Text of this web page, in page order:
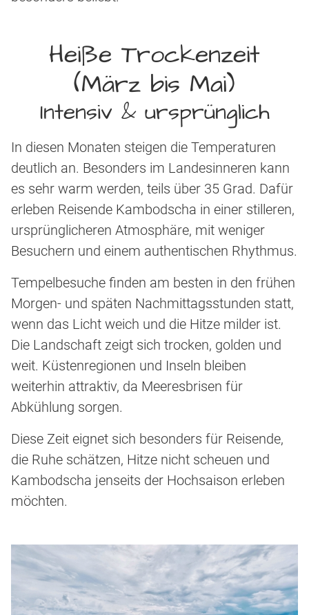
Heiße Trockenzeit
(März bis Mai)
Intensiv & ursprünglich
In diesen Monaten steigen die Temperaturen
deutlich an. Besonders im Landesinneren kann
es sehr warm werden, teils über 35 Grad. Dafür
erleben Reisende Kambodscha in einer stilleren,
ursprünglicheren Atmosphäre, mit weniger
Besuchern und einem authentischen Rhythmus.
Tempelbesuche finden am besten in den frühen
Morgen- und späten Nachmittagsstunden statt,
wenn das Licht weich und die Hitze milder ist.
Die Landschaft zeigt sich trocken, golden und
weit. Küstenregionen und Inseln bleiben
weiterhin attraktiv, da Meeresbrisen für
Abkühlung sorgen.
Diese Zeit eignet sich besonders für Reisende,
die Ruhe schätzen, Hitze nicht scheuen und
Kambodscha jenseits der Hochsaison erleben
möchten.